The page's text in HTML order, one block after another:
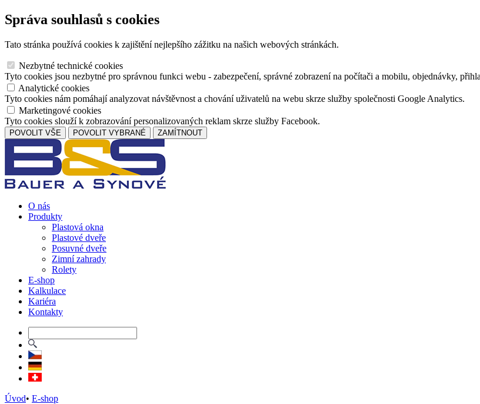
Správa souhlasů s cookies
Tato stránka používá cookies k zajištění nejlepšího zážitku na našich webových stránkách.
Nezbytné technické cookies
Tyto cookies jsou nezbytné pro správnou funkci webu - zabezpečení, správné zobrazení na počítači a mobilu, objednávky,
Analytické cookies
Tyto cookies nám pomáhají analyzovat návštěvnost a chování uživatelů na webu skrze služby společnosti Google Analytics.
Marketingové cookies
Tyto cookies slouží k zobrazování personalizovaných reklam skrze služby Facebook.
POVOLIT VŠE POVOLIT VYBRANÉ ZAMÍTNOUT
O nás
Produkty
Plastová okna
Plastové dveře
Posuvné dveře
Zimní zahrady
Rolety
E-shop
Kalkulace
Kariéra
Kontakty
Úvod• E-shop